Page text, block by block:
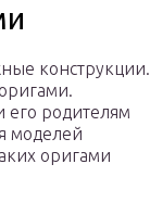
конструкции.
родителям
моделей
оригами